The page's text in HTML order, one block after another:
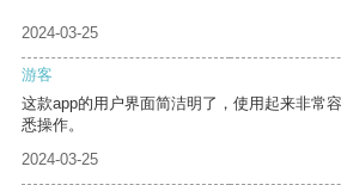
2024-03-25
游客
这款app的用户界面简洁明了，使用起来非常
悉操作。
2024-03-25